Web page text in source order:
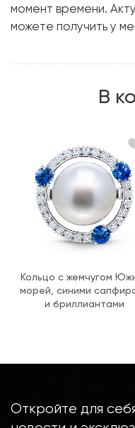
момент времени.
можете получить у
В
Кольцо с жемчугом
морей, синими
и бриллиантами
Откройте для